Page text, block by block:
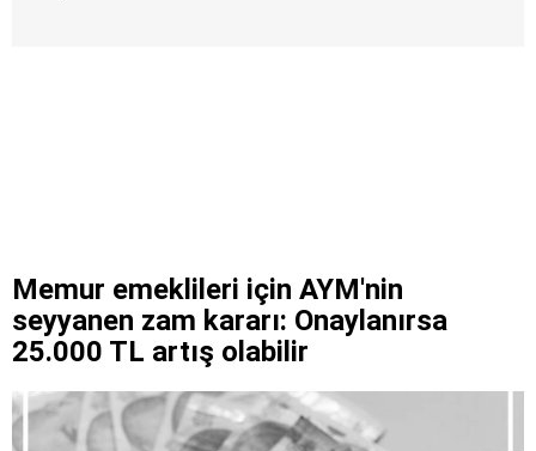
Memur emeklileri için AYM'nin
seyyanen zam kararı: Onaylanırsa
25.000 TL artış olabilir